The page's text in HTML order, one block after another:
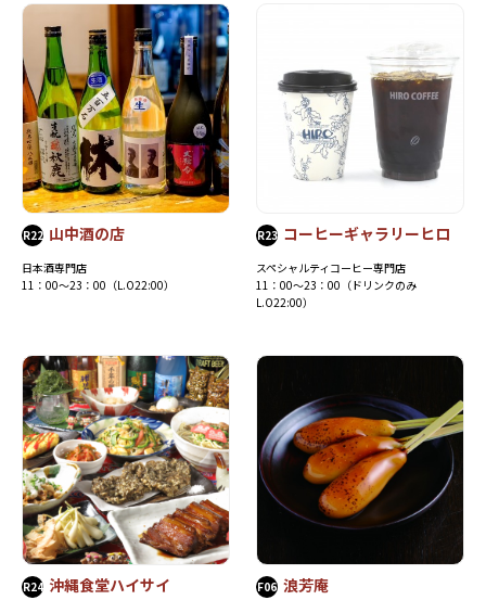
R22 山中酒の店
日本酒専門店
11：00～23：00（L.O22:00）
R23 コーヒーギャラリーヒロ
スペシャルティコーヒー専門店
11：00～23：00（ドリンクのみ
L.O22:00）
R24 沖縄食堂ハイサイ F06 浪芳庵